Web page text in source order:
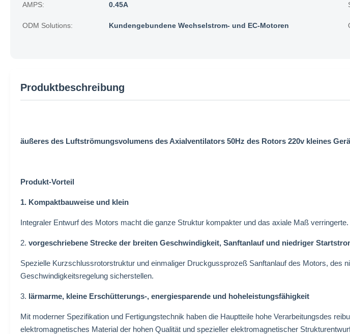
AMPS: 0.45A
ODM Solutions: Kundengebundene Wechselstrom- und EC-Motoren
Produktbeschreibung
äußeres des Luftströmungsvolumens des Axialventilators 50Hz des Rotors 220v kleines
Produkt-Vorteil
1. Kompaktbauweise und klein
Integraler Entwurf des Motors macht die ganze Struktur kompakter und das axiale Maß verringerte.
2. vorgeschriebene Strecke der breiten Geschwindigkeit, Sanftanlauf und niedriger
Spezielle Kurzschlussrotorstruktur und einmaliger Druckgussprozeß Sanftanlauf des Motors, des
Geschwindigkeitsregelung sicherstellen.
3. lärmarme, kleine Erschütterungs-, energiesparende und hoheleistungsfähigkeit
Mit moderner Spezifikation und Fertigungstechnik haben die Hauptteile hohe Verarbeitungsdes
elektromagnetisches Material der hohen Qualität und spezieller elektromagnetischer